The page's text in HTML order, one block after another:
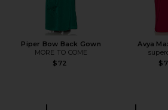
Piper Bow Back Gown
MORE TO COME
$72
Avya